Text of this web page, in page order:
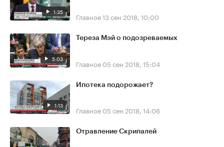
1:35 Главное13 сен 2018, 10:00
5:03
Тереза Мэй о подозреваемых
Главное 05 сен 2018, 15:04
1:13
Ипотека подорожает?
Главное 05 сен 2018, 14:06
Отравление Скрипалей